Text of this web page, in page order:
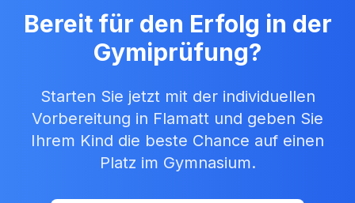
Bereit für den Erfolg in der
Gymiprüfung?
Starten Sie jetzt mit der individuellen
Vorbereitung in Flamatt und geben Sie
Ihrem Kind die beste Chance auf einen
Platz im Gymnasium.